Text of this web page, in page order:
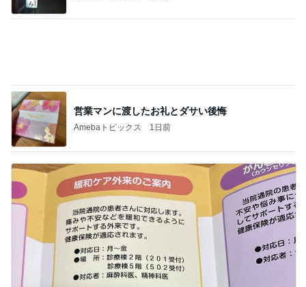
営業マンに渡したお礼とダサい後悔
Amebaトピックス 1日前